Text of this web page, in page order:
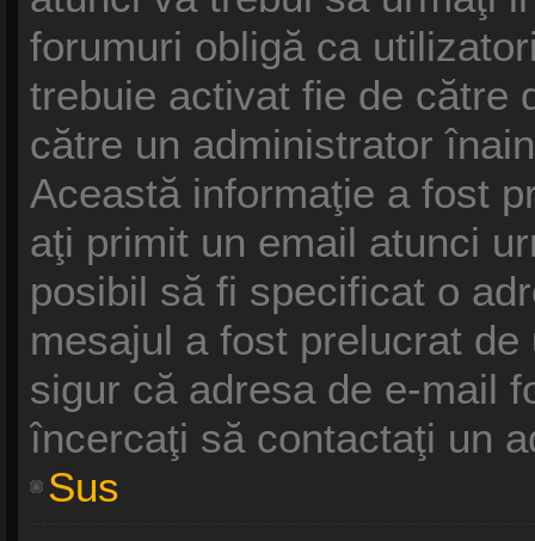
forumuri obligă ca
trebuie activat fie de către
către un administrator
Această informaţie a fost
aţi primit un email atunci
posibil să fi specificat o
mesajul a fost prelucrat
sigur că adresa de e-mail
încercaţi să contactaţi un
Sus